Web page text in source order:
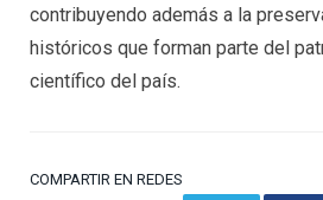
contribuyendo además a la
históricos que forman parte del
científico del país.
COMPARTIR EN REDES